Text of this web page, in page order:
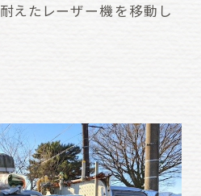
えたレーザー機を移動し